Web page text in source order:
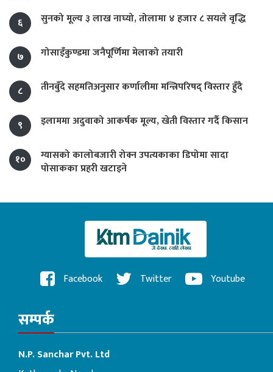
६ सुनको मूल्य ३ लाख नाघ्यो, तोलामा ४ हजार ८ सयले वृद्धि
७ गोसाइँकुण्डमा जनैपूर्णिमा मेलाको तयारी
८ तीनबुँदे सहमतिअनुसार कर्णालीमा मन्त्रिपरिषद् विस्तार हुँदै
९ इलाममा अदुवाको आकर्षक मूल्य, खेती विस्तार गर्दै किसान
१०
ग्यासको कालोबजारी रोक्न उपत्यकाका डिपोमा सादा
पोसाकका प्रहरी खटाइने
Facebook Twitter Youtube
सम्पर्क
N.P. Sanchar Pvt. Ltd